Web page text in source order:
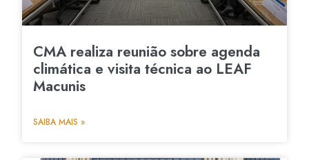
CMA realiza reunião sobre agenda
climática e visita técnica ao LEAF
Macunis
SAIBA MAIS »